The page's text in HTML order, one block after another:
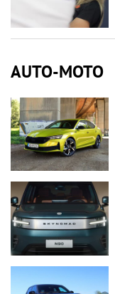
AUTO-MOTO